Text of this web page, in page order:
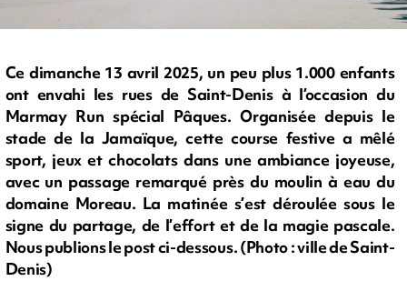
Ce dimanche 13 avril 2025, un peu plus 1.000 enfants
ont envahi les rues de Saint-Denis à l’occasion du
Marmay Run spécial Pâques. Organisée depuis le
stade de la Jamaïque, cette course festive a mêlé
sport, jeux et chocolats dans une ambiance joyeuse,
avec un passage remarqué près du moulin à eau du
domaine Moreau. La matinée s’est déroulée sous le
signe du partage, de l’effort et de la magie pascale.
Nous publions le post ci-dessous. (Photo : ville de Saint-
Denis)